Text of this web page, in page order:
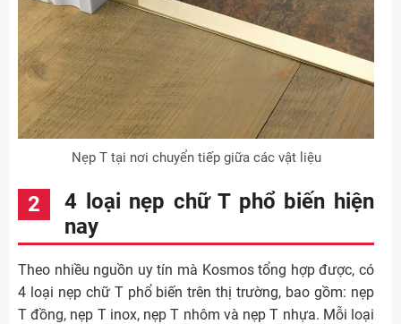
Nẹp T tại nơi chuyển tiếp giữa các vật liệu
4 loại nẹp chữ T phổ biến hiện
nay
Theo nhiều nguồn uy tín mà Kosmos tổng hợp được, có
4 loại nẹp chữ T phổ biến trên thị trường, bao gồm: nẹp
T đồng, nẹp T inox, nẹp T nhôm và nẹp T nhựa. Mỗi loại